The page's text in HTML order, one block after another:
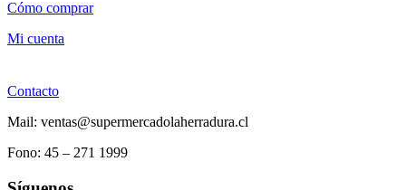
Cómo comprar
Mi cuenta
Contacto
Mail: ventas@supermercadolaherradura.cl
Fono: 45 – 271 1999